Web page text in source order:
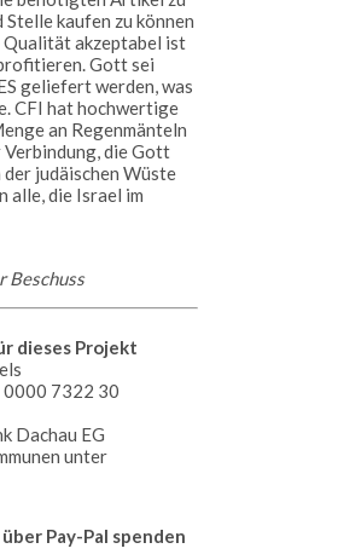
kaufen zu können
Qualität akzeptabel ist
Gott sei
geliefert werden, was
CFI hat hochwertige
an Regenmänteln
die Gott
judäischen Wüste
alle, die Israel im
Beschuss
dieses Projekt
7322 30
Dachau EG
unter
Pay-Pal spenden